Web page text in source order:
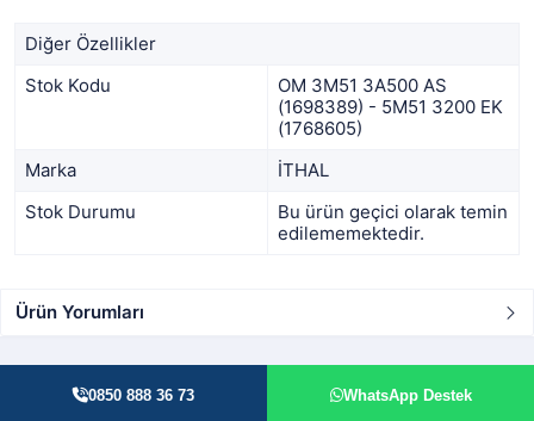
Diğer Özellikler
Stok Kodu
OM 3M51 3A500 AS
(1698389) - 5M51 3200 EK
(1768605)
Marka
İTHAL
Stok Durumu
Bu ürün geçici olarak temin
edilememektedir.
Ürün Yorumları
0850 888 36 73 WhatsApp Destek